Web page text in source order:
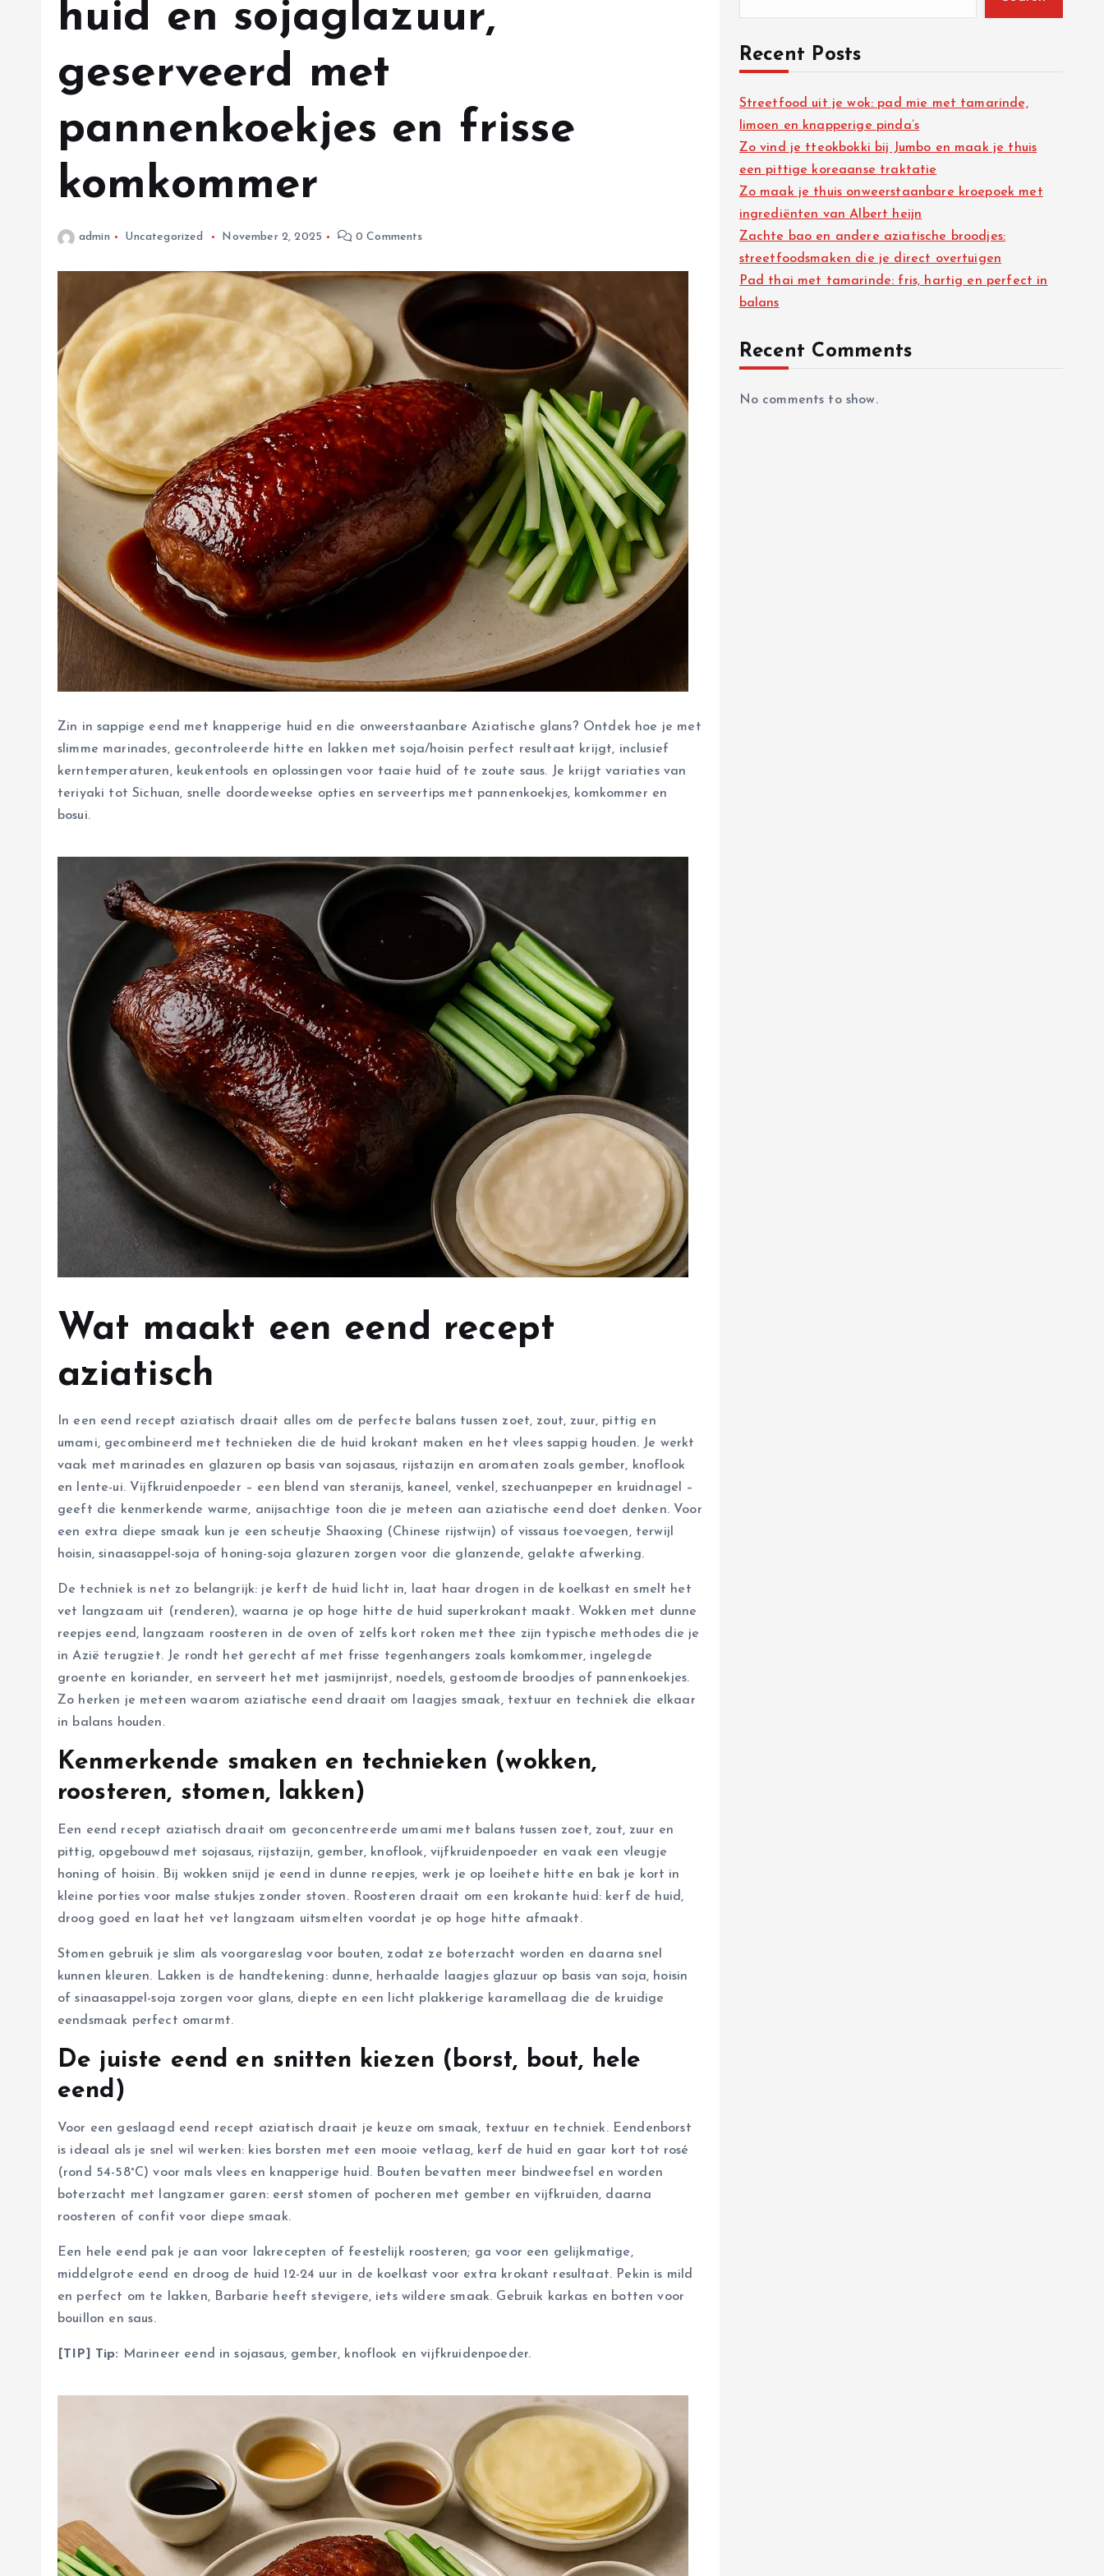
huid en sojaglazuur,
geserveerd met
pannenkoekjes en frisse
komkommer
admin Uncategorized November 2, 2025 0 Comments
Zin in sappige eend met knapperige huid en die onweerstaanbare Aziatische glans? Ontdek hoe je met
slimme marinades, gecontroleerde hitte en lakken met soja/hoisin perfect resultaat krijgt, inclusief
kerntemperaturen, keukentools en oplossingen voor taaie huid of te zoute saus. Je krijgt variaties van
teriyaki tot Sichuan, snelle doordeweekse opties en serveertips met pannenkoekjes, komkommer en
bosui.
Wat maakt een eend recept
aziatisch
In een eend recept aziatisch draait alles om de perfecte balans tussen zoet, zout, zuur, pittig en
umami, gecombineerd met technieken die de huid krokant maken en het vlees sappig houden. Je werkt
vaak met marinades en glazuren op basis van sojasaus, rijstazijn en aromaten zoals gember, knoflook
en lente-ui. Vijfkruidenpoeder – een blend van steranijs, kaneel, venkel, szechuanpeper en kruidnagel –
geeft die kenmerkende warme, anijsachtige toon die je meteen aan aziatische eend doet denken. Voor
een extra diepe smaak kun je een scheutje Shaoxing (Chinese rijstwijn) of vissaus toevoegen, terwijl
hoisin, sinaasappel-soja of honing-soja glazuren zorgen voor die glanzende, gelakte afwerking.
De techniek is net zo belangrijk: je kerft de huid licht in, laat haar drogen in de koelkast en smelt het
vet langzaam uit (renderen), waarna je op hoge hitte de huid superkrokant maakt. Wokken met dunne
reepjes eend, langzaam roosteren in de oven of zelfs kort roken met thee zijn typische methodes die je
in Azië terugziet. Je rondt het gerecht af met frisse tegenhangers zoals komkommer, ingelegde
groente en koriander, en serveert het met jasmijnrijst, noedels, gestoomde broodjes of pannenkoekjes.
Zo herken je meteen waarom aziatische eend draait om laagjes smaak, textuur en techniek die elkaar
in balans houden.
Kenmerkende smaken en technieken (wokken,
roosteren, stomen, lakken)
Een eend recept aziatisch draait om geconcentreerde umami met balans tussen zoet, zout, zuur en
pittig, opgebouwd met sojasaus, rijstazijn, gember, knoflook, vijfkruidenpoeder en vaak een vleugje
honing of hoisin. Bij wokken snijd je eend in dunne reepjes, werk je op loeihete hitte en bak je kort in
kleine porties voor malse stukjes zonder stoven. Roosteren draait om een krokante huid: kerf de huid,
droog goed en laat het vet langzaam uitsmelten voordat je op hoge hitte afmaakt.
Stomen gebruik je slim als voorgareslag voor bouten, zodat ze boterzacht worden en daarna snel
kunnen kleuren. Lakken is de handtekening: dunne, herhaalde laagjes glazuur op basis van soja, hoisin
of sinaasappel-soja zorgen voor glans, diepte en een licht plakkerige karamellaag die de kruidige
eendsmaak perfect omarmt.
De juiste eend en snitten kiezen (borst, bout, hele
eend)
Voor een geslaagd eend recept aziatisch draait je keuze om smaak, textuur en techniek. Eendenborst
is ideaal als je snel wil werken: kies borsten met een mooie vetlaag, kerf de huid en gaar kort tot rosé
(rond 54-58°C) voor mals vlees en knapperige huid. Bouten bevatten meer bindweefsel en worden
boterzacht met langzamer garen: eerst stomen of pocheren met gember en vijfkruiden, daarna
roosteren of confit voor diepe smaak.
Een hele eend pak je aan voor lakrecepten of feestelijk roosteren; ga voor een gelijkmatige,
middelgrote eend en droog de huid 12-24 uur in de koelkast voor extra krokant resultaat. Pekin is mild
en perfect om te lakken, Barbarie heeft stevigere, iets wildere smaak. Gebruik karkas en botten voor
bouillon en saus.
[TIP] Tip: Marineer eend in sojasaus, gember, knoflook en vijfkruidenpoeder.
Recent Posts
Streetfood uit je wok: pad mie met tamarinde,
limoen en knapperige pinda’s
Zo vind je tteokbokki bij Jumbo en maak je thuis
een pittige koreaanse traktatie
Zo maak je thuis onweerstaanbare kroepoek met
ingrediënten van Albert heijn
Zachte bao en andere aziatische broodjes:
streetfoodsmaken die je direct overtuigen
Pad thai met tamarinde: fris, hartig en perfect in
balans
Recent Comments
No comments to show.